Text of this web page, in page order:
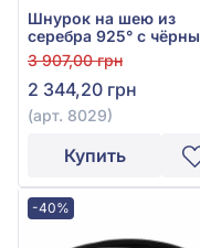
Шнурок на шею из
серебра 925° с
шёлком, арт. 8029
3 907,00 грн
2 344,20 грн
(арт. 8029)
Купить
-40%